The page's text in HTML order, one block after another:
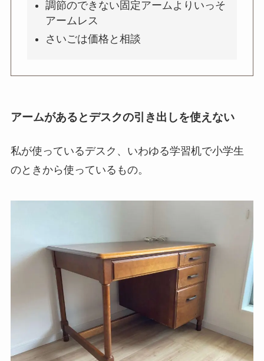
調節のできない固定アームよりいっそ
アームレス
さいごは価格と相談
アームがあるとデスクの引き出しを使えない
私が使っているデスク、いわゆる学習机で小学生
のときから使っているもの。